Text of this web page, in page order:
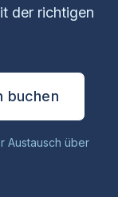
der richtigen
buchen
Austausch über